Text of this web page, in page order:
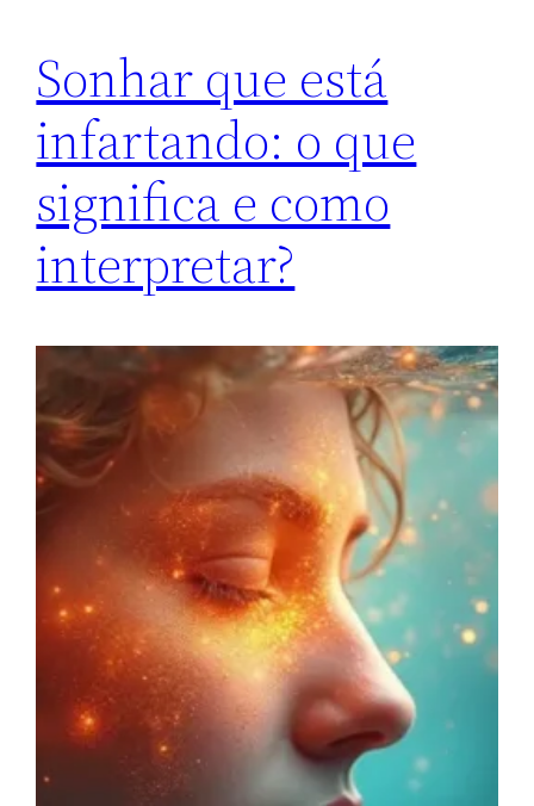
Sonhar que está
infartando: o que
significa e como
interpretar?